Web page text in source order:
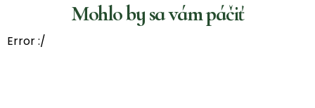
Mohlo by sa vám páčiť
Error :/